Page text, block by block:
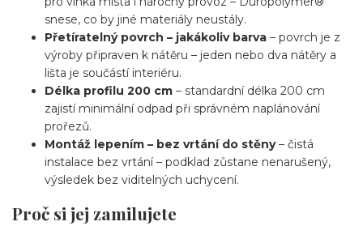
snese, co by jiné materiály neustály.
Přetíratelný povrch – jakákoliv barva – povrch je z
výroby připraven k nátěru – jeden nebo dva nátěry a
lišta je součástí interiéru.
Délka profilu 200 cm – standardní délka 200 cm
zajistí minimální odpad při správném naplánování
prořezů.
Montáž lepením – bez vrtání do stěny– čistá
instalace bez vrtání – podklad zůstane nenarušený,
výsledek bez viditelných uchycení.
Proč si jej zamilujete